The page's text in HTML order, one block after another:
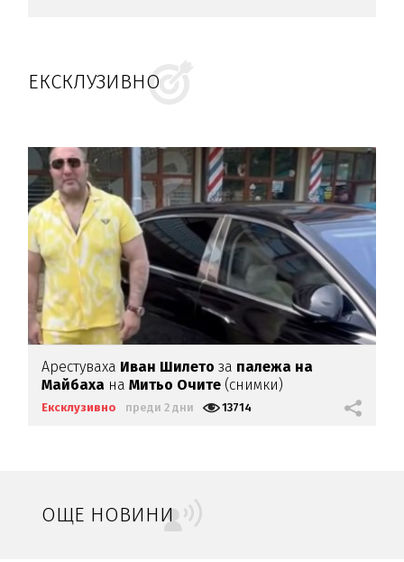
ЕКСКЛУЗИВНО
Арестуваха Иван Шилетоза палежа на
Майбаха наМитьо Очите (снимки)
Ексклузивно преди 2 дни 13714
ОЩЕ НОВИНИ